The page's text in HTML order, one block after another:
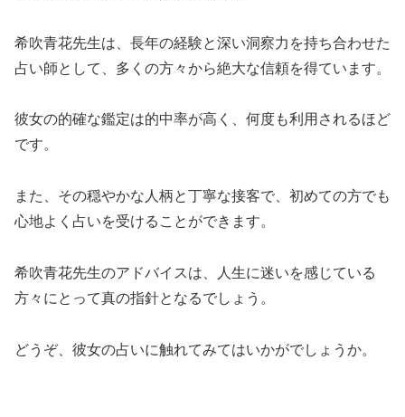
希吹青花先生は、長年の経験と深い洞察力を持ち合わせた
占い師として、多くの方々から絶大な信頼を得ています。
彼女の的確な鑑定は的中率が高く、何度も利用されるほど
です。
また、その穏やかな人柄と丁寧な接客で、初めての方でも
心地よく占いを受けることができます。
希吹青花先生のアドバイスは、人生に迷いを感じている
方々にとって真の指針となるでしょう。
どうぞ、彼女の占いに触れてみてはいかがでしょうか。